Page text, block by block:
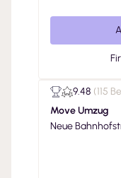
9.48 (115
Move Umzug
Neue